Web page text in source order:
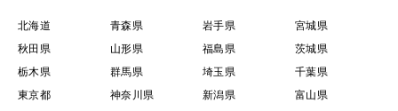
北海道 青森県 岩手県
宮城県
秋田県
山形県 福島県
茨城県
栃木県
群馬県 埼玉県
千葉県
東京都
神奈川県 新潟県
富山県